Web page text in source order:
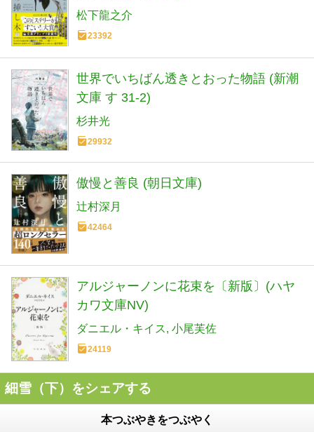
松下龍之介
23392
世界でいちばん透きとおった物語 (新潮
文庫 す 31-2)
杉井光
29932
傲慢と善良 (朝日文庫)
辻村深月
42464
アルジャーノンに花束を〔新版〕(ハヤ
カワ文庫NV)
ダニエル・キイス 小尾芙佐
24119
細雪（下）をシェアする
本つぶやきをつぶやく